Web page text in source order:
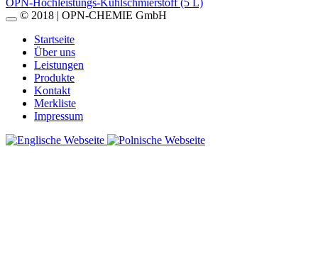
Beitragsnavigation
© 2018 | OPN-CHEMIE GmbH
Startseite
Über uns
Leistungen
Produkte
Kontakt
Merkliste
Impressum